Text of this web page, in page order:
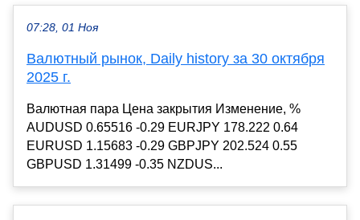
07:28, 01 Ноя
Валютный рынок, Daily history за 30 октября
2025 г.
Валютная пара Цена закрытия Изменение, %
AUDUSD 0.65516 -0.29 EURJPY 178.222 0.64
EURUSD 1.15683 -0.29 GBPJPY 202.524 0.55
GBPUSD 1.31499 -0.35 NZDUS...